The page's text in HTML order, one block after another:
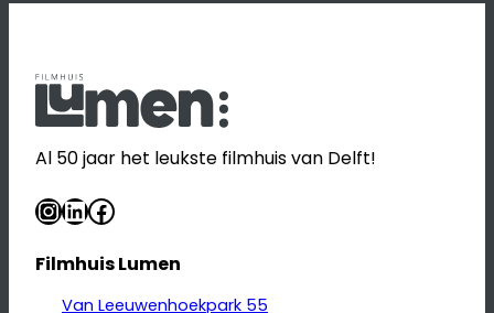
Al 50 jaar het leukste filmhuis van Delft!
InstagramLinkedIn Facebook
Filmhuis Lumen
Van Leeuwenhoekpark 55